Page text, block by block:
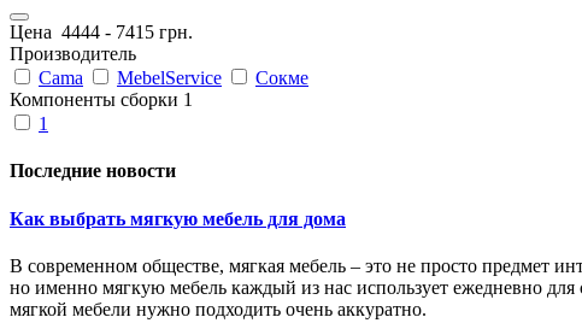
Цена 4444 - 7415 грн.
Производитель
Cama
MebelService
Сокме
Компоненты сборки 1
1
Последние новости
Как выбрать мягкую мебель для дома
В современном обществе, мягкая мебель – это не просто предмет
но именно мягкую мебель каждый из нас использует ежедневно
мягкой мебели нужно подходить очень аккуратно.